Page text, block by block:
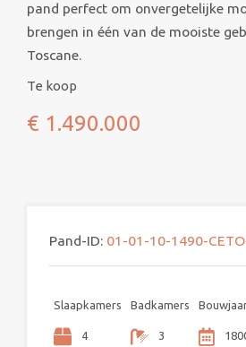
pand perfect om onvergetelijke
brengen in één van de mooiste
Toscane.
Te koop
€ 1.490.000
Pand-ID: 01-01-10-1490-
Slaapkamers
4
Badkamers
3